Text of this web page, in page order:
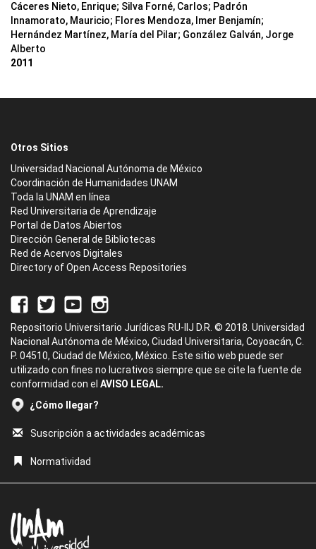
Cáceres Nieto, Enrique; Silva Forné, Carlos; Padrón
Innamorato, Mauricio; Flores Mendoza, Imer Benjamín;
Hernández Martínez, María del Pilar; González Galván, Jorge
Alberto
2011
Otros Sitios
Universidad Nacional Autónoma de México
Coordinación de Humanidades UNAM
Toda la UNAM en línea
Red Universitaria de Aprendizaje
Portal de Datos Abiertos
Dirección General de Bibliotecas
Red de Acervos Digitales
Directory of Open Access Repositories
Repositorio Universitario Jurídicas RU-IIJ D.R. © 2018. Universidad
Nacional Autónoma de México, Ciudad Universitaria, Coyoacán, C.
P. 04510, Ciudad de México, México. Este sitio web puede ser
utilizado con fines no lucrativos siempre que se cite la fuente de
conformidad con el AVISO LEGAL.
¿Cómo llegar?
Suscripción a actividades académicas
Normatividad